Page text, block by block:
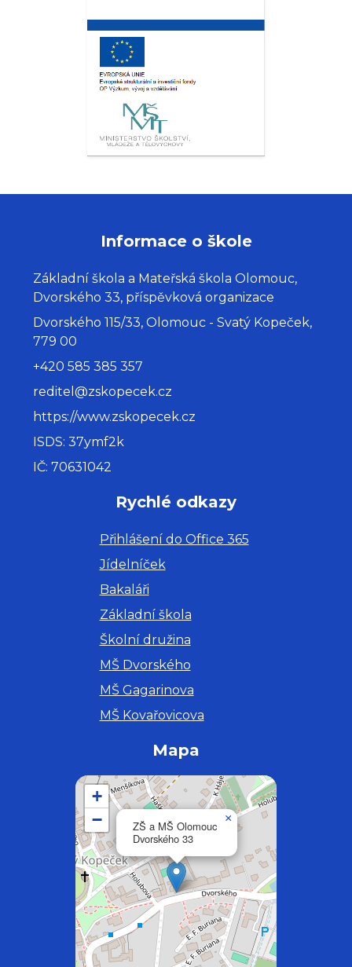
Informace o škole
Základní škola a Mateřská škola Olomouc,
Dvorského 33, příspěvková organizace
Dvorského 115/33, Olomouc - Svatý Kopeček,
779 00
+420 585 385 357
reditel@zskopecek.cz
https://www.zskopecek.cz
ISDS: 37ymf2k
IČ: 70631042
Rychlé odkazy
Přihlášení do Office 365
Jídelníček
Bakaláři
Základní škola
Školní družina
MŠ Dvorského
MŠ Gagarinova
MŠ Kovařovicova
Mapa
ZŠ a MŠ Olomouc
Dvorského 33
×
+
−